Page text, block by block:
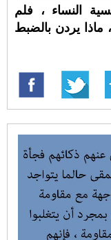
النساء ، فلم
ماذا يردن بالضبط